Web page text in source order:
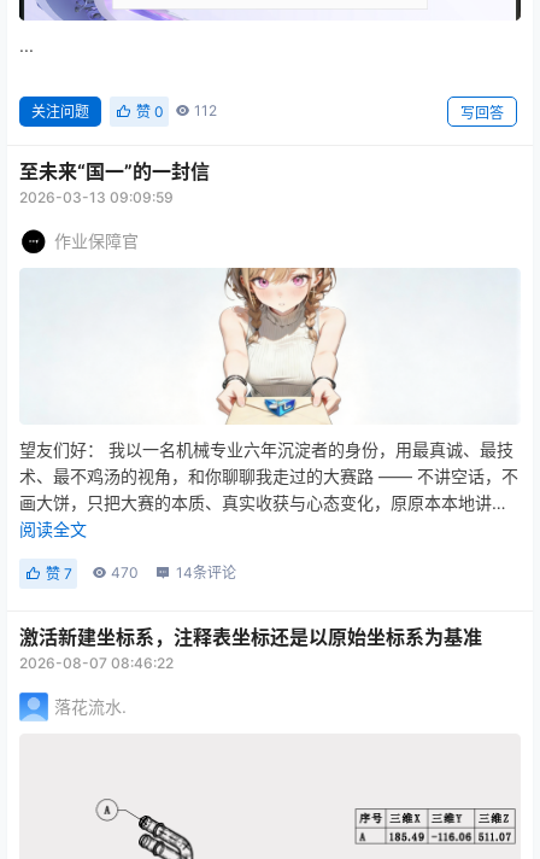
...
关注问题 赞 0 112 写回答
至未来“国一”的一封信
2026-03-13 09:09:59
作业保障官
望友们好： 我以一名机械专业六年沉淀者的身份，用最真诚、最技
术、最不鸡汤的视角，和你聊聊我走过的大赛路 —— 不讲空话，不
画大饼，只把大赛的本质、真实收获与心态变化，原原本本地讲给
你听。 先说说大赛本身。它远比想象中残酷，任何赛场都有不那么
光亮的一面：东道主总能拿到最贴合赛事的资源，设备、一手信息
等；裁判总会悄悄影响出题方向并用语言的魅力和设备采购者聊聊
阅读全文
赞 7 470 14条评论
激活新建坐标系，注释表坐标还是以原始坐标系为基准
2026-08-07 08:46:22
落花流水.